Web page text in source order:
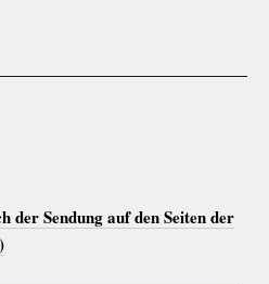
der Sendung auf den Seiten der